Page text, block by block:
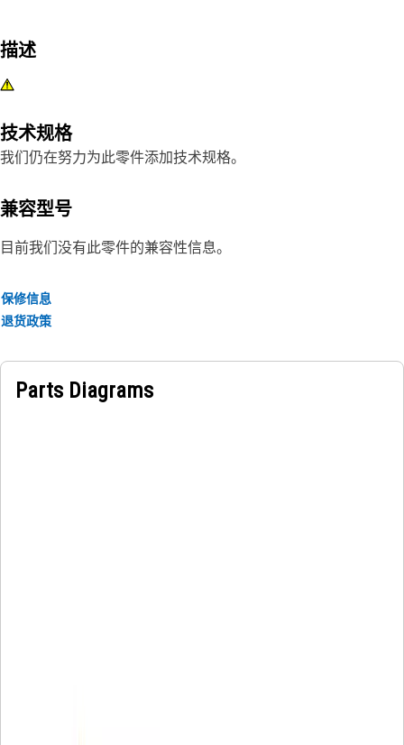
描述
技术规格
我们仍在努力为此零件添加技术规格。
兼容型号
目前我们没有此零件的兼容性信息。
保修信息
退货政策
Parts Diagrams